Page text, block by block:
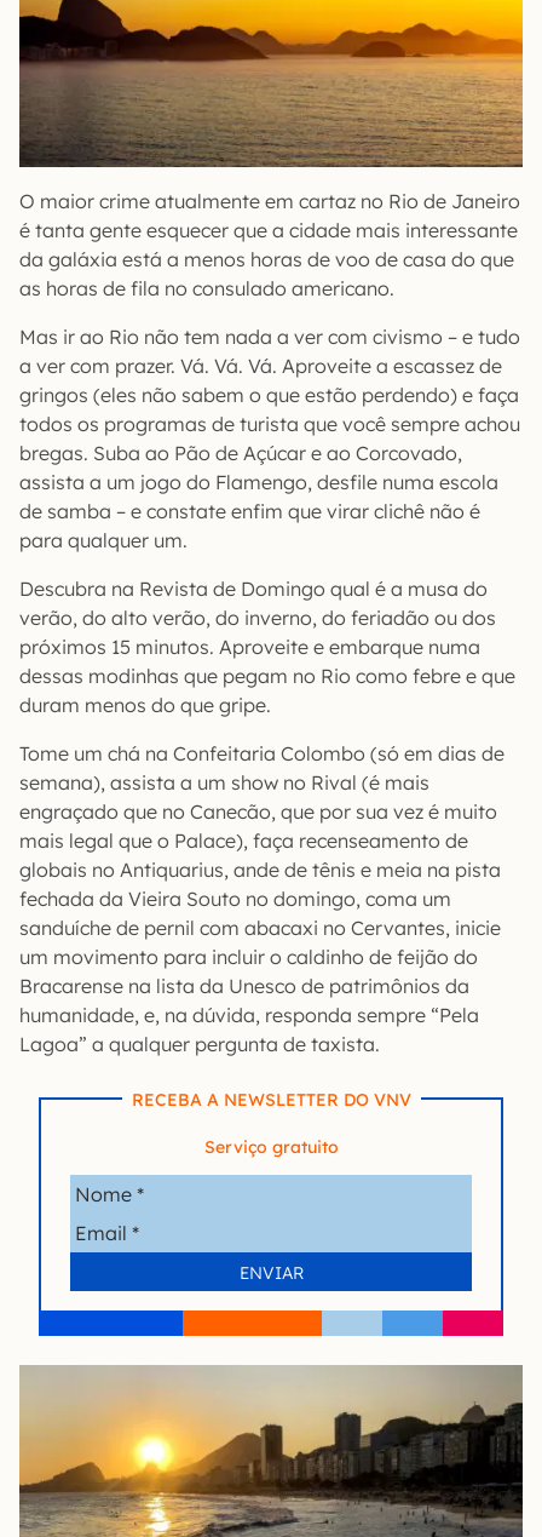
O maior crime atualmente em cartaz no Rio de Janeiro
é tanta gente esquecer que a cidade mais interessante
da galáxia está a menos horas de voo de casa do que
as horas de fila no consulado americano.
Mas ir ao Rio não tem nada a ver com civismo – e tudo
a ver com prazer. Vá. Vá. Vá. Aproveite a escassez de
gringos (eles não sabem o que estão perdendo) e faça
todos os programas de turista que você sempre achou
bregas. Suba ao Pão de Açúcar e ao Corcovado,
assista a um jogo do Flamengo, desfile numa escola
de samba – e constate enfim que virar clichê não é
para qualquer um.
Descubra na Revista de Domingo qual é a musa do
verão, do alto verão, do inverno, do feriadão ou dos
próximos 15 minutos. Aproveite e embarque numa
dessas modinhas que pegam no Rio como febre e que
duram menos do que gripe.
Tome um chá na Confeitaria Colombo (só em dias de
semana), assista a um show no Rival (é mais
engraçado que no Canecão, que por sua vez é muito
mais legal que o Palace), faça recenseamento de
globais no Antiquarius, ande de tênis e meia na pista
fechada da Vieira Souto no domingo, coma um
sanduíche de pernil com abacaxi no Cervantes, inicie
um movimento para incluir o caldinho de feijão do
Bracarense na lista da Unesco de patrimônios da
humanidade, e, na dúvida, responda sempre “Pela
Lagoa” a qualquer pergunta de taxista.
RECEBA A NEWSLETTER DO VNV
Serviço gratuito